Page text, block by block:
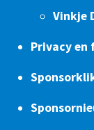
Vinkje
Privacy